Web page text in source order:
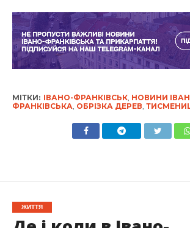
МІТКИ: ІВАНО-ФРАНКІВСЬК, НОВИНИ
ФРАНКІВСЬКА, ОБРІЗКА ДЕРЕВ,
ЖИТТЯ